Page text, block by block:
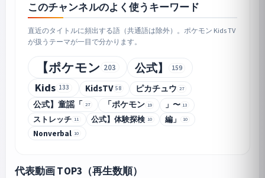
このチャンネルのよく使うキーワード
直近のタイトルに頻出する語（共通語は除外）。ポケモン Kids TV
が扱うテーマが一目で分かります。
【ポケモン 203 公式】 159
Kids 133 KidsTV 58 ピカチュウ 27
公式】童謡「 27 「ポケモン 19 」〜 13
ストレッチ 11 公式】体験探検 10 編」 10
Nonverbal 10
代表動画 TOP3（再生数順）